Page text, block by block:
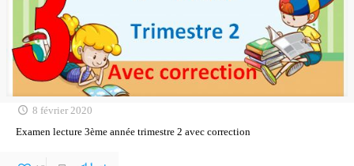
8 février 2020
Examen lecture 3ème année trimestre 2 avec correction